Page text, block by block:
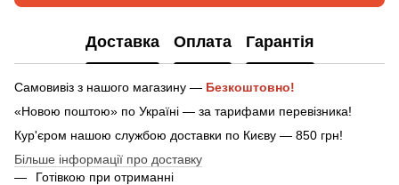
Доставка Оплата Гарантія
Самовивіз з нашого магазину — Безкоштовно!
«Новою поштою» по Україні — за тарифами перевізника!
Кур'єром нашою службою доставки по Києву — 850 грн!
Більше інформації про доставку
Готівкою при отриманні